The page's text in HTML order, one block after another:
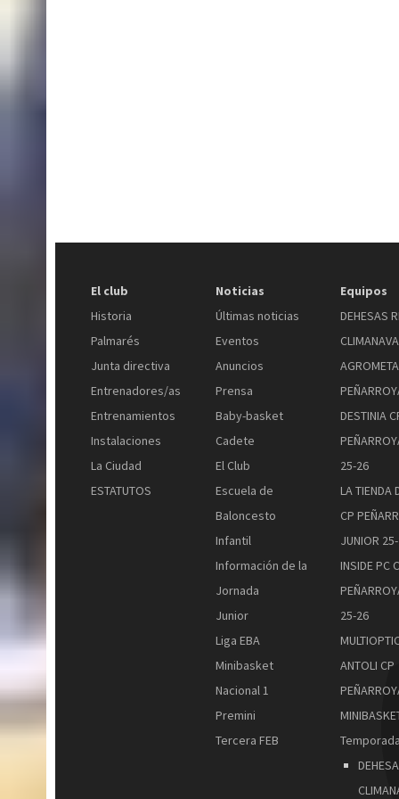
El club
Historia
Palmarés
Junta directiva
Entrenadores/as
Entrenamientos
Instalaciones
La Ciudad
ESTATUTOS
Noticias
Últimas noticias
Eventos
Anuncios
Prensa
Baby-basket
Cadete
El Club
Escuela de
Baloncesto
Infantil
Información de la
Jornada
Junior
Liga EBA
Minibasket
Nacional 1
Premini
Tercera FEB
Equipos
DEHESAS
DESTINIA
25-26
LA TIENDA
CP
JUNIOR
INSIDE PC
25-26
ANTOLI CP